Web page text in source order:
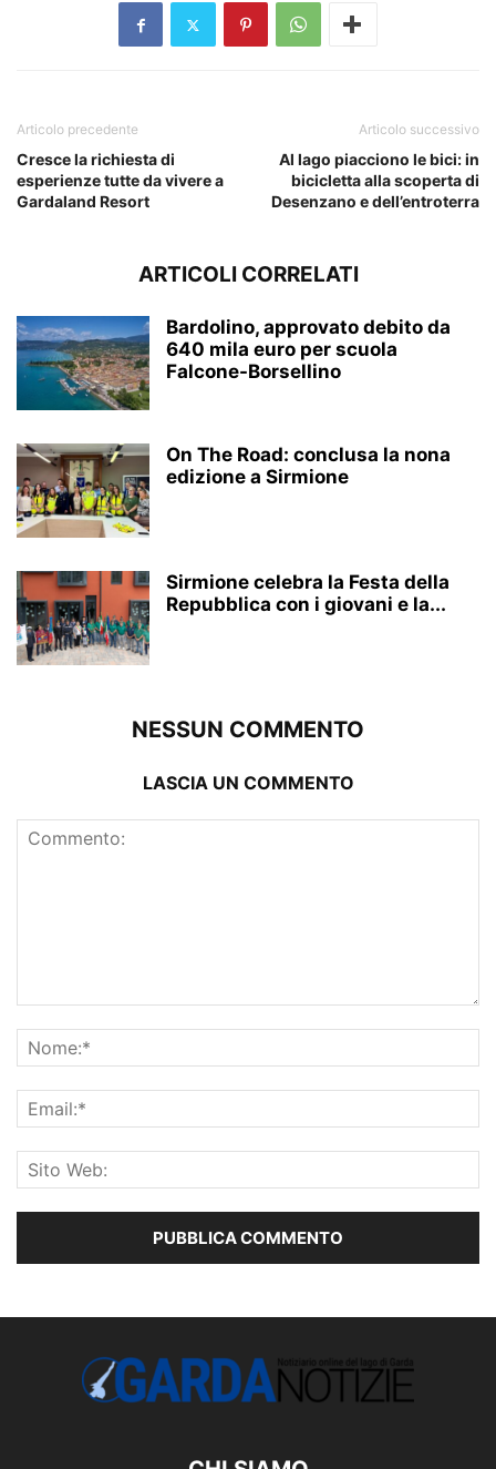
Articolo precedente
Cresce la richiesta di
esperienze tutte da vivere a
Gardaland Resort
Articolo successivo
Al lago piacciono le bici: in
bicicletta alla scoperta di
Desenzano e dell’entroterra
ARTICOLI CORRELATI
Bardolino, approvato debito da
640 mila euro per scuola
Falcone-Borsellino
On The Road: conclusa la nona
edizione a Sirmione
Sirmione celebra la Festa della
Repubblica con i giovani e la...
NESSUN COMMENTO
LASCIA UN COMMENTO